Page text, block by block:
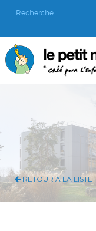
RETOUR À LA LISTE